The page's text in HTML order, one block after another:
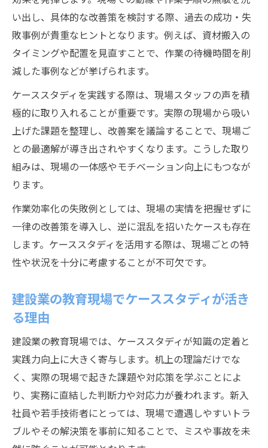
い出し、具体的な改善策を検討する際、過去の成功・失
敗事例が貴重なヒントとなります。例えば、資材搬入の
タイミングや配置を見直すことで、作業の待機時間を削
減した事例などが挙げられます。
ケーススタディを実践する際は、現場スタッフの声を積
極的に取り入れることが重要です。実際の現場から吸い
上げた課題を整理し、改善案を議論することで、現場ご
との最適解が導き出されやすくなります。こうした取り
組みは、現場の一体感やモチベーション向上にもつなが
ります。
作業効率化の失敗例としては、現場の実情を把握せずに
一律の改善策を導入し、逆に混乱を招いたケースも存在
します。ケーススタディを活用する際は、現場ごとの特
性や状況を十分に考慮することが不可欠です。
建設業の教育現場でケーススタディが活き
る理由
建設業の教育現場では、ケーススタディが知識の定着と
実践力向上に大きく寄与します。机上の理論だけでな
く、実際の現場で起きた課題や対応策を学ぶことによ
り、実務に直結した判断力や対応力が養われます。新入
社員や若手技術者にとっては、現場で遭遇しやすいトラ
ブルやその解決策を事前に知ることで、ミスや事故を未